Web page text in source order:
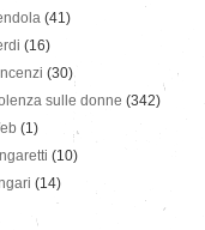
(41)
(16)
(30)
sulle donne (342)
(1)
(10)
(14)